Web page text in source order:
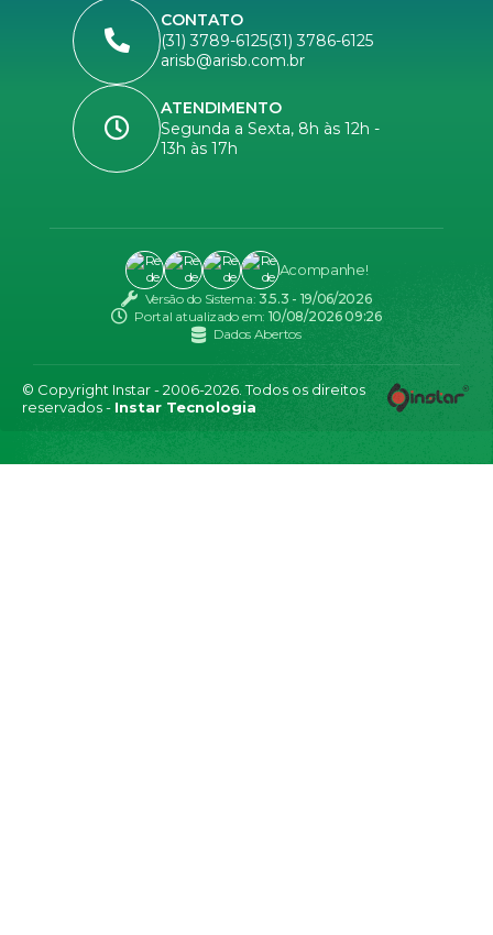
CONTATO
(31) 3789-6125(31) 3786-6125
arisb@arisb.com.br
ATENDIMENTO
Segunda a Sexta, 8h às 12h -
13h às 17h
Versão do Sistema: 3.5.3 - 19/06/2026
Portal atualizado em: 10/08/2026 09:26
Dados Abertos
Acompanhe!
© Copyright Instar - 2006-2026. Todos os direitos
reservados - Instar Tecnologia